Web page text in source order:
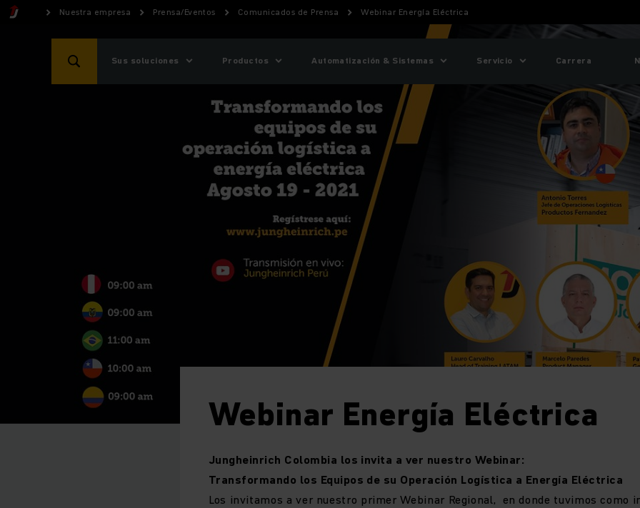
Nuestra empresa Prensa/Eventos Comunicados de Prensa Webinar Energía Eléctrica
Sus soluciones Productos Automatización & Sistemas Servicio Carrera
Webinar Energía Eléctrica
Jungheinrich Colombia los invita a ver nuestro Webinar:
Transformando los Equipos de su Operación Logística a Energía Eléctrica
Los invitamos a ver nuestro primer Webinar Regional, en donde tuvimos como